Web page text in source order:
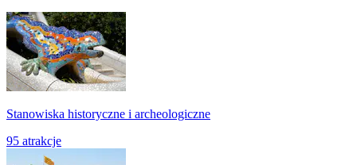
Stanowiska historyczne i archeologiczne
95 atrakcje